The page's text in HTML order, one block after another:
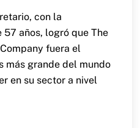
con la
57 años, logró que The
fuera el
más grande del mundo
en su sector a nivel